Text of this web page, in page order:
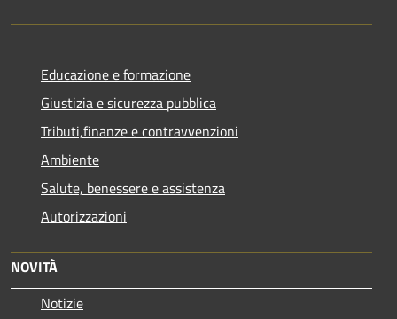
Educazione e formazione
Giustizia e sicurezza pubblica
Tributi,finanze e contravvenzioni
Ambiente
Salute, benessere e assistenza
Autorizzazioni
NOVITÀ
Notizie